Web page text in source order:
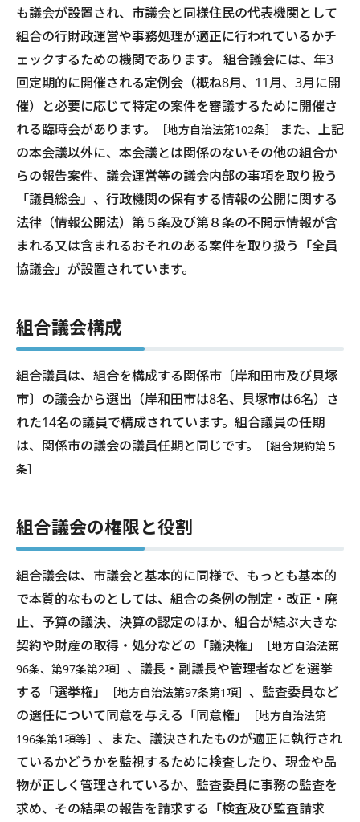
も議会が設置され、市議会と同様住民の代表機関として
組合の行財政運営や事務処理が適正に行われているかチ
ェックするための機関であります。 組合議会には、年3
回定期的に開催される定例会（概ね8月、11月、3月に開
催）と必要に応じて特定の案件を審議するために開催さ
れる臨時会があります。
［地方自治法第102条］
また、上記
の本会議以外に、本会議とは関係のないその他の組合か
らの報告案件、議会運営等の議会内部の事項を取り扱う
「議員総会」、行政機関の保有する情報の公開に関する
法律（情報公開法）第５条及び第８条の不開示情報が含
まれる又は含まれるおそれのある案件を取り扱う「全員
協議会」が設置されています。
組合議会構成
組合議員は、組合を構成する関係市〔岸和田市及び貝塚
市〕の議会から選出（岸和田市は8名、貝塚市は6名）さ
れた14名の議員で構成されています。組合議員の任期
は、関係市の議会の議員任期と同じです。
［組合規約第５
条］
組合議会の権限と役割
組合議会は、市議会と基本的に同様で、もっとも基本的
で本質的なものとしては、組合の条例の制定・改正・廃
止、予算の議決、決算の認定のほか、組合が結ぶ大きな
契約や財産の取得・処分などの「議決権」
［地方自治法第
96条、第97条第2項］ 、議長・副議長や管理者などを選挙
する「選挙権」
［地方自治法第97条第1項］ 、監査委員など
の選任について同意を与える「同意権」
［地方自治法第
196条第1項等］ 、また、議決されたものが適正に執行され
ているかどうかを監視するために検査したり、現金や品
物が正しく管理されているか、監査委員に事務の監査を
求め、その結果の報告を請求する「検査及び監査請求